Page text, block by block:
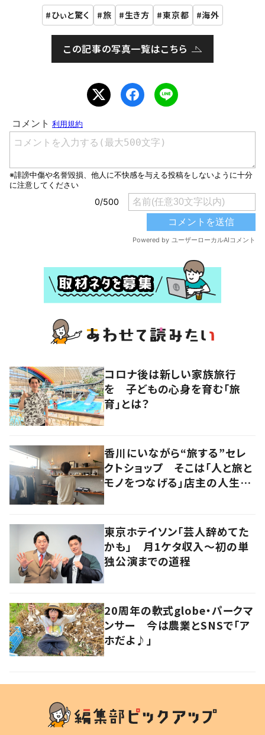
ひぃと驚く 旅 生き方 東京都 海外
この記事の写真一覧はこちら
コロナ後は新しい家族旅行
を 子どもの心身を育む「旅
育」とは？
香川にいながら“旅する”セレ
クトショップ そこは「人と旅と
モノをつなげる」店主の人生観
東京ホテイソン「芸人辞めてた
かも」 月1ケタ収入～初の単
独公演までの道程
20周年の軟式globe・パークマ
ンサー 今は農業とSNSで「ア
ホだよ♪」